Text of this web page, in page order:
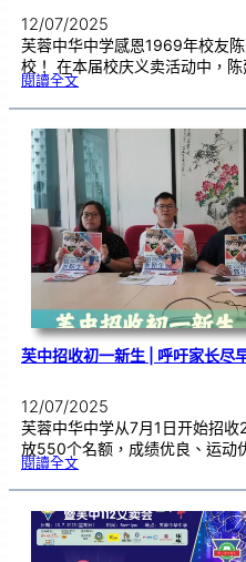
12/07/2025
芙蓉中华中学感恩1969年校友
校！ 在本届校庆义卖活动中，
閱讀全文:芙
友
水
助
校
庆
｜
让
爱
流动水
力
全
开
芙中招收初一新生 | 呼吁家长尽
12/07/2025
芙蓉中华中学从7月1日开始招
放550个名额，成绩优良、运动
閱讀全文:芙
收
一
新
生
|呼
吁